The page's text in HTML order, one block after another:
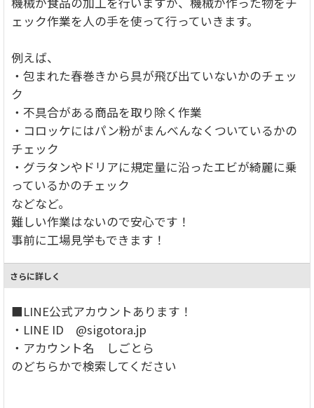
ェック作業を人の手を使って行っていきます。
例えば、
・包まれた春巻きから具が飛び出ていないかのチェッ
ク
・不具合がある商品を取り除く作業
・コロッケにはパン粉がまんべんなくついているかの
チェック
・グラタンやドリアに規定量に沿ったエビが綺麗に乗
っているかのチェック
などなど。
難しい作業はないので安心です！
事前に工場見学もできます！
さらに詳しく
■LINE公式アカウントあります！
・LINE ID @sigotora.jp
・アカウント名 しごとら
のどちらかで検索してください